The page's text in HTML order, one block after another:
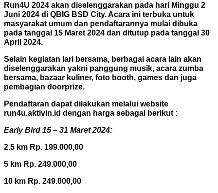
Run4U 2024 akan diselenggarakan pada hari Minggu 2
Juni 2024 di QBIG BSD City. Acara ini terbuka untuk
masyarakat umum dan pendaftarannya mulai dibuka
pada tanggal 15 Maret 2024 dan ditutup pada tanggal 30
April 2024.
Selain kegiatan lari bersama, berbagai acara lain akan
diselenggarakan yakni panggung musik, acara zumba
bersama, bazaar kuliner, foto booth, games dan juga
pembagian doorprize.
Pendaftaran dapat dilakukan melalui website
run4u.aktivin.id dengan harga sebagai berikut :
Early Bird 15 – 31 Maret 2024:
2.5 km Rp. 199.000,00
5 km Rp. 249.000,00
10 km Rp. 249.000,00